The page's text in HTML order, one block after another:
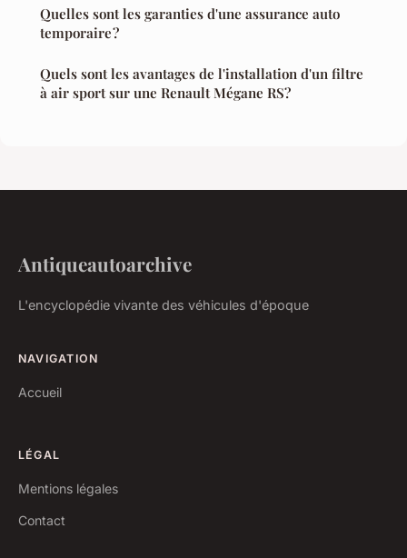
Quelles sont les garanties d'une assurance auto
temporaire ?
Quels sont les avantages de l'installation d'un filtre
à air sport sur une Renault Mégane RS?
Antiqueautoarchive
L'encyclopédie vivante des véhicules d'époque
NAVIGATION
Accueil
LÉGAL
Mentions légales
Contact